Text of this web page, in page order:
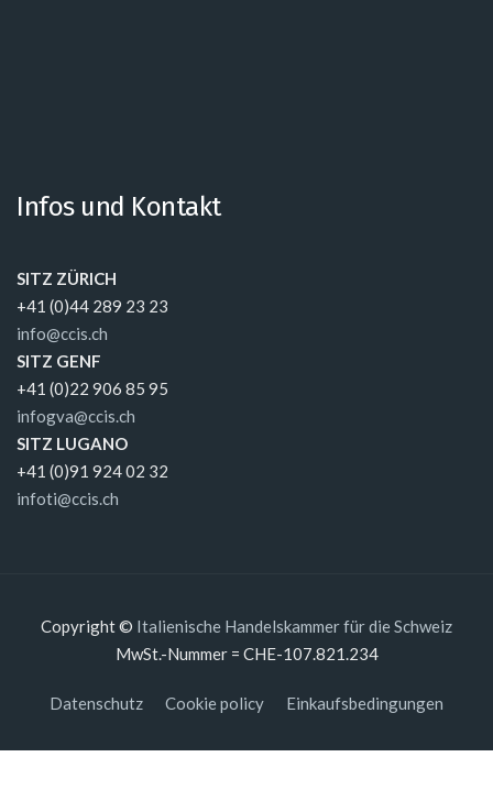
Infos und Kontakt
SITZ ZÜRICH
+41 (0)44 289 23 23
info@ccis.ch
SITZ GENF
+41 (0)22 906 85 95
infogva@ccis.ch
SITZ LUGANO
+41 (0)91 924 02 32
infoti@ccis.ch
Copyright © Italienische Handelskammer für die Schweiz
MwSt.-Nummer = CHE-107.821.234
Datenschutz Cookie policy Einkaufsbedingungen